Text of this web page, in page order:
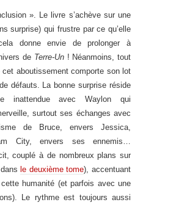
». Le livre s’achève sur une
surprise) qui frustre par ce qu’elle
donne envie de prolonger à
de Terre-Un! Néanmoins, tout
cet aboutissement comporte son lot
défauts. La bonne surprise réside
inattendue avec Waylon qui
surtout ses échanges avec
de Bruce, envers Jessica,
City, envers ses ennemis…
couplé à de nombreux plans sur
le deuxième tome), accentuant
humanité (et parfois avec une
Le rythme est toujours aussi